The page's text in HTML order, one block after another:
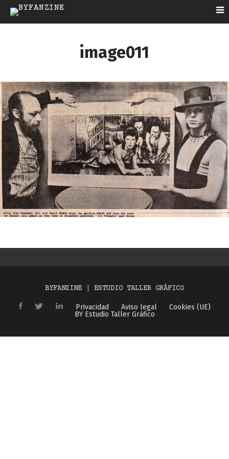
image011
BYFANZINE | ESTUDIO TALLER GRÁFICO
Privacidad Aviso legal
Cookies (UE)
BY Estudio Taller Gráfico